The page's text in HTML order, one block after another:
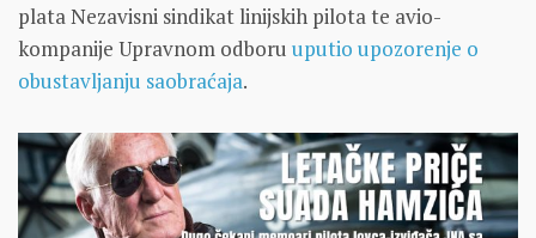
plata Nezavisni sindikat linijskih pilota te avio-
kompanije Upravnom odboru uputio upozorenje o
obustavljanju saobraćaja.